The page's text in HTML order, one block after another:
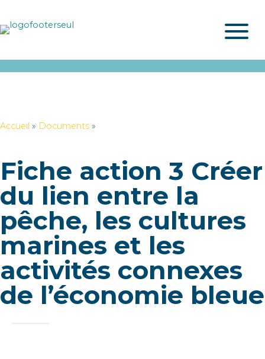
Accueil » Documents »
Fiche action 3 Créer
du lien entre la
pêche, les cultures
marines et les
activités connexes
de l’économie bleue